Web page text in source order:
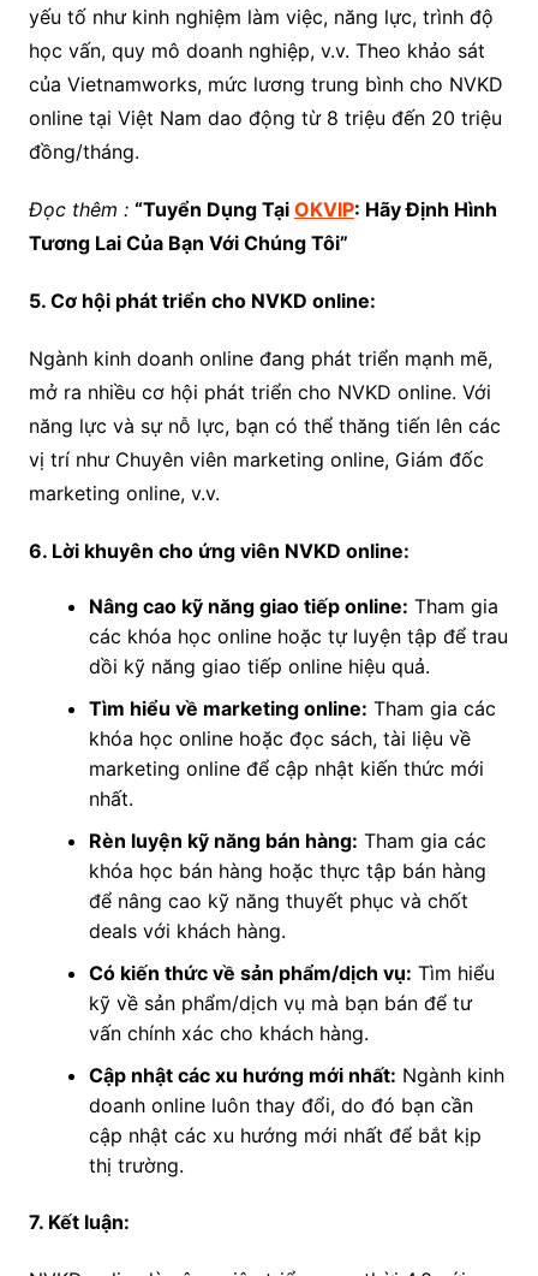
yếu tố như kinh nghiệm làm việc, năng lực, trình độ
học vấn, quy mô doanh nghiệp, v.v. Theo khảo sát
của Vietnamworks, mức lương trung bình cho NVKD
online tại Việt Nam dao động từ 8 triệu đến 20 triệu
đồng/tháng.
Đọc thêm : “Tuyển Dụng Tại OKVIP: Hãy Định Hình
Tương Lai Của Bạn Với Chúng Tôi”
5. Cơ hội phát triển cho NVKD online:
Ngành kinh doanh online đang phát triển mạnh mẽ,
mở ra nhiều cơ hội phát triển cho NVKD online. Với
năng lực và sự nỗ lực, bạn có thể thăng tiến lên các
vị trí như Chuyên viên marketing online, Giám đốc
marketing online, v.v.
6. Lời khuyên cho ứng viên NVKD online:
Nâng cao kỹ năng giao tiếp online: Tham gia
các khóa học online hoặc tự luyện tập để trau
dồi kỹ năng giao tiếp online hiệu quả.
Tìm hiểu về marketing online: Tham gia các
khóa học online hoặc đọc sách, tài liệu về
marketing online để cập nhật kiến thức mới
nhất.
Rèn luyện kỹ năng bán hàng: Tham gia các
khóa học bán hàng hoặc thực tập bán hàng
để nâng cao kỹ năng thuyết phục và chốt
deals với khách hàng.
Có kiến thức về sản phẩm/dịch vụ: Tìm hiểu
kỹ về sản phẩm/dịch vụ mà bạn bán để tư
vấn chính xác cho khách hàng.
Cập nhật các xu hướng mới nhất: Ngành kinh
doanh online luôn thay đổi, do đó bạn cần
cập nhật các xu hướng mới nhất để bắt kịp
thị trường.
7. Kết luận: